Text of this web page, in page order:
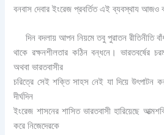
বনবাস দেবার ইংরেজ প্রবর্তিত এই ব্যবস্থায আজও
দিন বদলায় আপন নিয়মে তবু পুরাতন রীতিনীতি
থাকে রক্ষনশীলতার কঠিন বন্ধনে। ভারতবর্ষের
অথবা ভারতবাসীর
চরিত্রে সেই শক্তি সাহস নেই যা দিয়ে উৎপাটন
দীর্ঘদিন
ইংরেজ শাসনের শাসিত ভারতবাসী হারিয়েছে
করে নিজেদেরকে